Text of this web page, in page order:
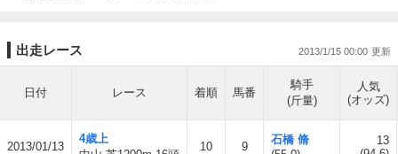
出走レース 2013/1/15 00:00
日付 レース 着順 馬番
騎手
(斤量)
人気
(オッズ)
2013/01/13
4歳上
10 9
石橋 脩
13